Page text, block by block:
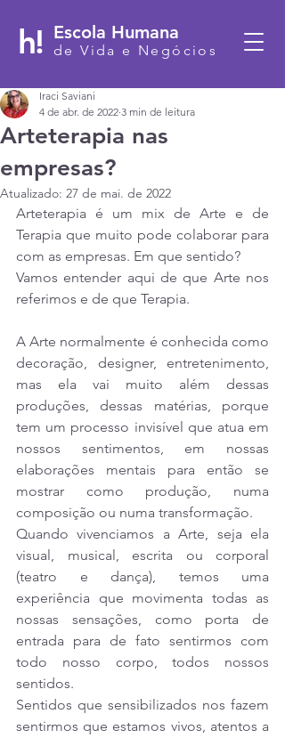
h! Escola Humana
de Vida e Negócios
Arteterapia nas
empresas?
Iraci Saviani
4 de abr. de 2022 3 min de leitura
Atualizado: 27 de mai. de 2022
Arteterapia é um mix de Arte e de
Terapia que muito pode colaborar para
com as empresas. Em que sentido?
Vamos entender aqui de que Arte nos
referimos e de que Terapia.
A Arte normalmente é conhecida como
decoração, designer, entretenimento,
mas ela vai muito além dessas
produções, dessas matérias, porque
tem um processo invisível que atua em
nossos sentimentos, em nossas
elaborações mentais para então se
mostrar como produção, numa
composição ou numa transformação.
Quando vivenciamos a Arte, seja ela
visual, musical, escrita ou corporal
(teatro e dança), temos uma
experiência que movimenta todas as
nossas sensações, como porta de
entrada para de fato sentirmos com
todo nosso corpo, todos nossos
sentidos.
Sentidos que sensibilizados nos fazem
sentirmos que estamos vivos, atentos a